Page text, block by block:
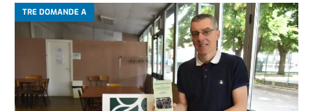
TRE DOMANDE A